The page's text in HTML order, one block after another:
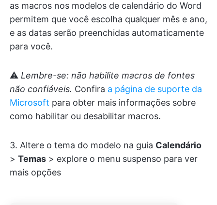
as macros nos modelos de calendário do Word
permitem que você escolha qualquer mês e ano,
e as datas serão preenchidas automaticamente
para você.
⚠️ Lembre-se: não habilite macros de fontes
não confiáveis. Confira a página de suporte da
Microsoft para obter mais informações sobre
como habilitar ou desabilitar macros.
3. Altere o tema do modelo na guia Calendário
> Temas > explore o menu suspenso para ver
mais opções